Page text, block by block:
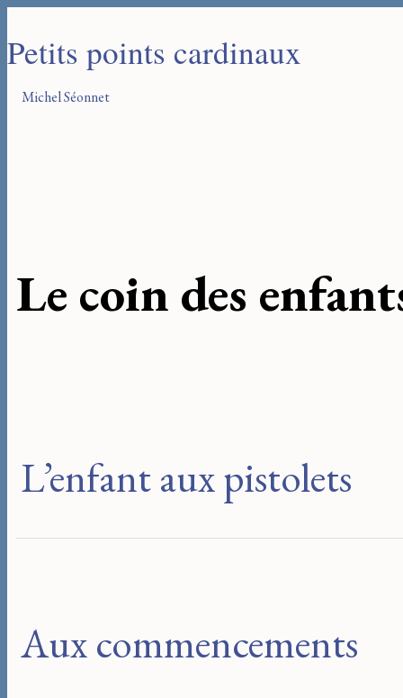
Petits points cardinaux
Michel Séonnet
Le coin des
L’enfant aux pistolets
Aux commencements